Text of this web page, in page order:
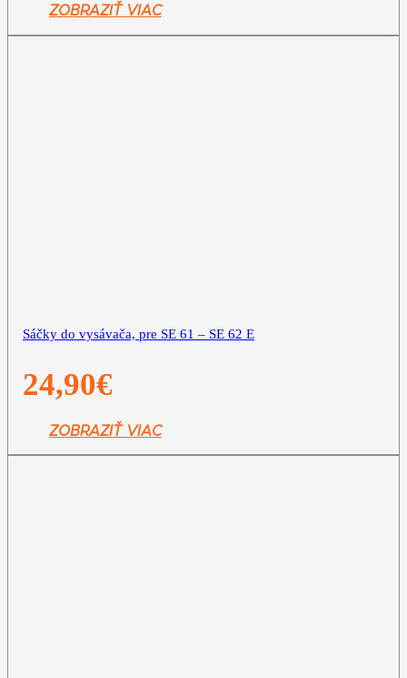
ZOBRAZIŤ VIAC
Sáčky do vysávača, pre SE 61 – SE 62 E
24,90€
ZOBRAZIŤ VIAC